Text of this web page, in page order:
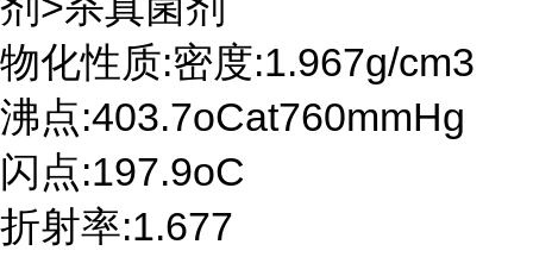
物化性质:密度:1.967g/cm3
沸点:403.7oCat760mmHg
闪点:197.9oC
折射率:1.677